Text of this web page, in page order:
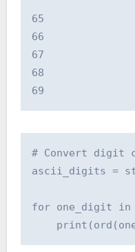
65
66
67
68
69
# Convert digit
ascii_digits =
for one_digit in